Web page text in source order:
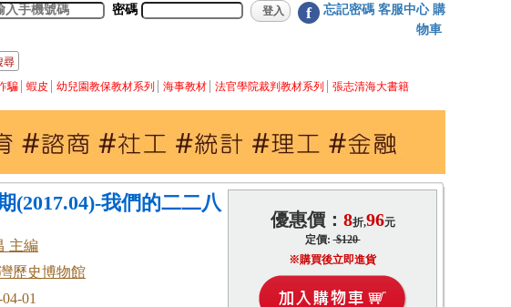
密碼 f 忘記密碼 客服中心 購
物車
尋
騙
蝦皮 幼兒園教保教材系列 海事教材 法官學院裁判教材系列 張志清海大書籍
(2017.04)-我們的二二八
主編
歷史博物館
01
優惠價： 8折,96元
定價:$120
※購買後立即進貨